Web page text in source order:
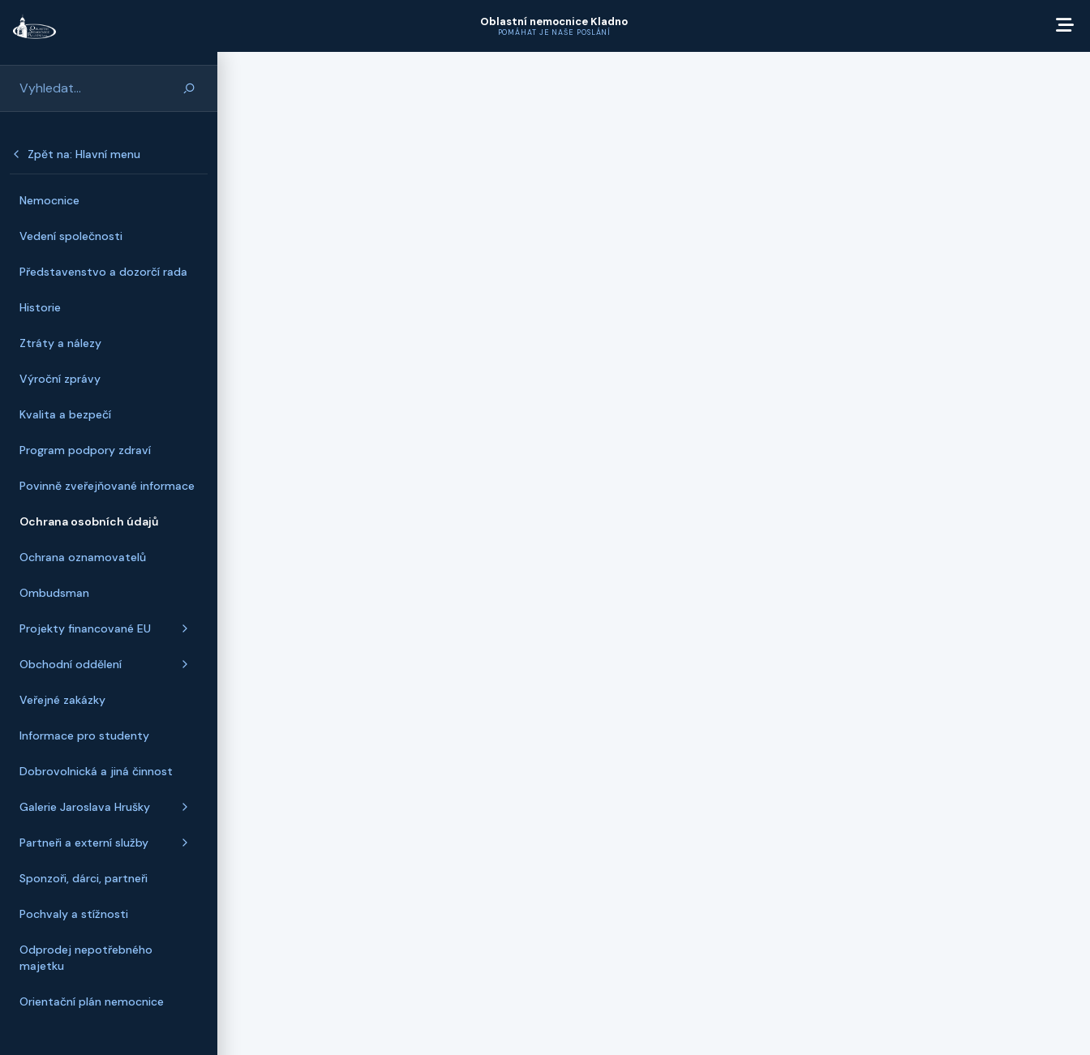
Oblastní nemocnice Kladno
POMÁHAT JE NAŠE POSLÁNÍ
Zpět na: Hlavní menu
Nemocnice
Vedení společnosti
Představenstvo a dozorčí rada
Historie
Ztráty a nálezy
Výroční zprávy
Kvalita a bezpečí
Program podpory zdraví
Povinně zveřejňované informace
Ochrana osobních údajů
Ochrana oznamovatelů
Ombudsman
Projekty financované EU
Obchodní oddělení
Veřejné zakázky
Informace pro studenty
Dobrovolnická a jiná činnost
Galerie Jaroslava Hrušky
Partneři a externí služby
Sponzoři, dárci, partneři
Pochvaly a stížnosti
Odprodej nepotřebného
majetku
Orientační plán nemocnice